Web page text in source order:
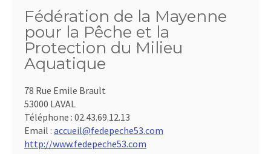
Fédération de la Mayenne
pour la Pêche et la
Protection du Milieu
Aquatique
78 Rue Emile Brault
53000 LAVAL
Téléphone : 02.43.69.12.13
Email : accueil@fedepeche53.com
http://www.fedepeche53.com